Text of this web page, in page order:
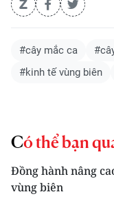
#cây mắc ca
#kinh tế vùng biên
Có thể bạn
Đồng hành nâng
vùng biên